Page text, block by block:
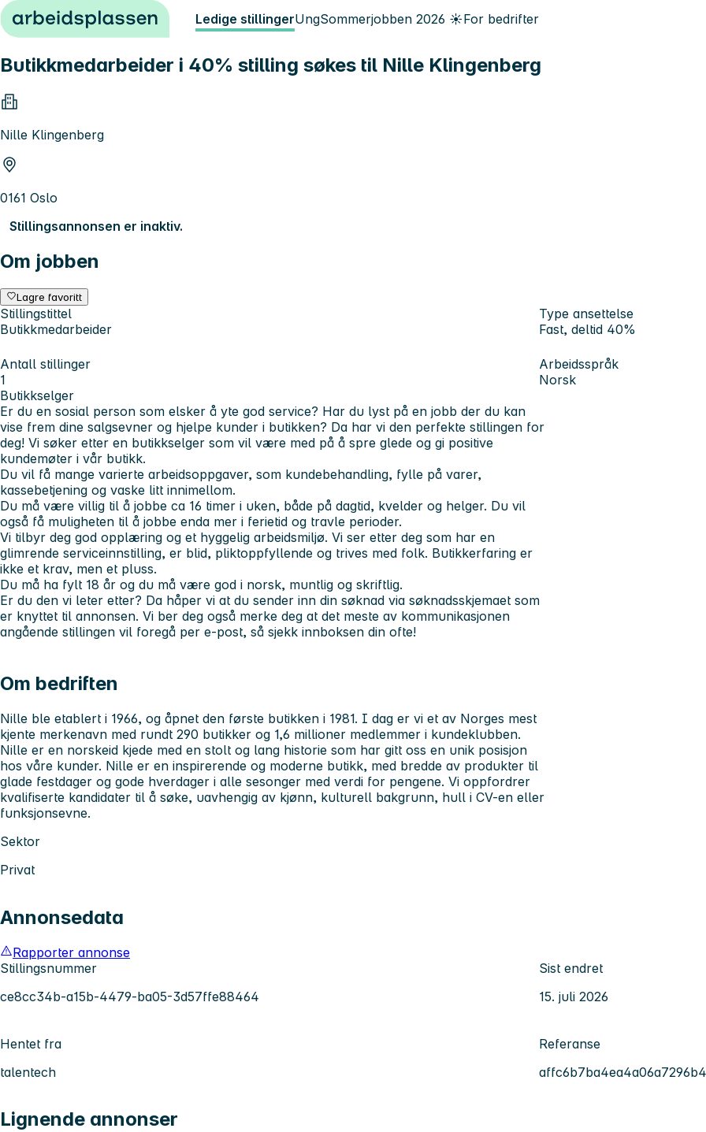
Hopp til innhold Ledige stillingerUngSommerjobben 2026 ☀️For bedrifter
Butikkmedarbeider i 40% stilling søkes til Nille Klingenberg
Nille Klingenberg
0161 Oslo
Stillingsannonsen er inaktiv.
Om jobben
Lagre favoritt
Stillingstittel
Butikkmedarbeider
Type ansettelse
Fast, deltid 40%
Antall stillinger
1
Arbeidsspråk
Norsk
Butikkselger
Er du en sosial person som elsker å yte god service? Har du lyst på en jobb der du kan
vise frem dine salgsevner og hjelpe kunder i butikken? Da har vi den perfekte stillingen for
deg! Vi søker etter en butikkselger som vil være med på å spre glede og gi positive
kundemøter i vår butikk.
Du vil få mange varierte arbeidsoppgaver, som kundebehandling, fylle på varer,
kassebetjening og vaske litt innimellom.
Du må være villig til å jobbe ca 16 timer i uken, både på dagtid, kvelder og helger. Du vil
også få muligheten til å jobbe enda mer i ferietid og travle perioder.
Vi tilbyr deg god opplæring og et hyggelig arbeidsmiljø. Vi ser etter deg som har en
glimrende serviceinnstilling, er blid, pliktoppfyllende og trives med folk. Butikkerfaring er
ikke et krav, men et pluss.
Du må ha fylt 18 år og du må være god i norsk, muntlig og skriftlig.
Er du den vi leter etter? Da håper vi at du sender inn din søknad via søknadsskjemaet som
er knyttet til annonsen. Vi ber deg også merke deg at det meste av kommunikasjonen
angående stillingen vil foregå per e-post, så sjekk innboksen din ofte!
Om bedriften
Nille ble etablert i 1966, og åpnet den første butikken i 1981. I dag er vi et av Norges mest
kjente merkenavn med rundt 290 butikker og 1,6 millioner medlemmer i kundeklubben.
Nille er en norskeid kjede med en stolt og lang historie som har gitt oss en unik posisjon
hos våre kunder. Nille er en inspirerende og moderne butikk, med bredde av produkter til
glade festdager og gode hverdager i alle sesonger med verdi for pengene. Vi oppfordrer
kvalifiserte kandidater til å søke, uavhengig av kjønn, kulturell bakgrunn, hull i CV-en eller
funksjonsevne.
Sektor
Privat
Annonsedata
Rapporter annonse
Stillingsnummer
ce8cc34b-a15b-4479-ba05-3d57ffe88464
Sist endret
15. juli 2026
Hentet fra
talentech
Referanse
Lignende annonser